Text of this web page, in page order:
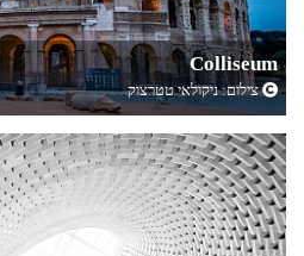
Colliseum
צילום:ניקולאי טטרצוק